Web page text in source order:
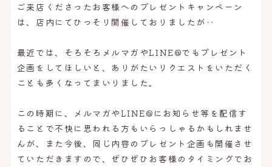
ご来店くださったお客様へのプレゼントキャンペーン
は、店内にてひっそり開催しておりましたが‥
最近では、そろそろメルマガやLINE@でもプレゼント
企画をしてほしいと、ありがたいリクエストをいただく
ことも多くなってまいりました。
この時期に、メルマガやLINE@にお知らせ等を配信す
ることで不快に思われる方もいらっしゃるかもしれませ
んが、また今後、同じ内容のプレゼント企画も開催させ
ていただきますので、ぜひぜひお客様のタイミングでお